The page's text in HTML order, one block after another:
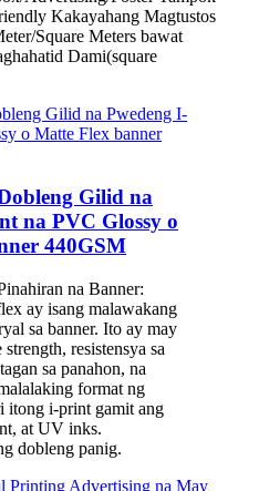
Kakayahang Magtustos
Square Meters bawat
Dami(square
Gilid na
na PVC Glossy o
440GSM
na Banner:
ay isang malawakang
sa banner. Ito ay may
resistensya sa
sa panahon, na
format ng
itong i-print gamit ang
at UV inks.
dobleng panig.